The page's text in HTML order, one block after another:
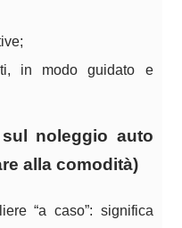
in modo guidato e
noleggio auto
alla comodità)
“a caso”: significa